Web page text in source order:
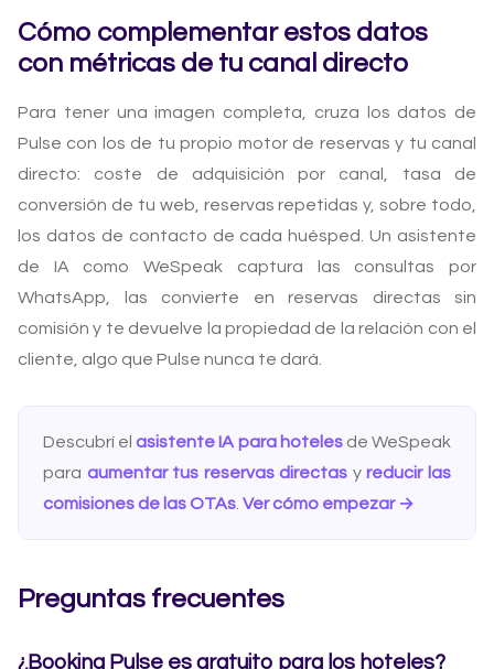
Cómo complementar estos datos
con métricas de tu canal directo
Para tener una imagen completa, cruza los datos de
Pulse con los de tu propio motor de reservas y tu canal
directo: coste de adquisición por canal, tasa de
conversión de tu web, reservas repetidas y, sobre todo,
los datos de contacto de cada huésped. Un asistente
de IA como WeSpeak captura las consultas por
WhatsApp, las convierte en reservas directas sin
comisión y te devuelve la propiedad de la relación con el
cliente, algo que Pulse nunca te dará.
Descubrí elasistente IA para hotelesde WeSpeak
para aumentar tus reservas directas yreducir las
comisiones de las OTAs Ver cómo empezar →
Preguntas frecuentes
¿Booking Pulse es gratuito para los hoteles?